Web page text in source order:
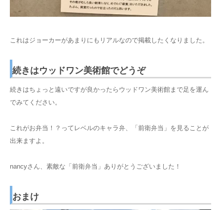
これはジョーカーがあまりにもリアルなので掲載したくなりました。
続きはウッドワン美術館でどうぞ
続きはちょっと遠いですが良かったらウッドワン美術館まで足を運ん
でみてください。
これがお弁当！？ってレベルのキャラ弁、「前衛弁当」を見ることが
出来ますよ。
nancyさん、素敵な「前衛弁当」ありがとうございました！
おまけ